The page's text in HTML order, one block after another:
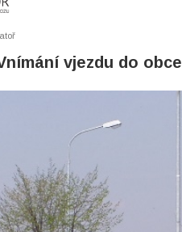
vjezdu do obce